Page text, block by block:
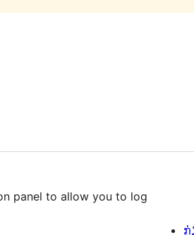
panel to allow you to log
ກ່